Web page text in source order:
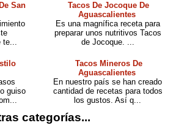
San
te...
Tacos De Jocoque De
Aguascalientes
Es una magnífica receta para
preparar unos nutritivos Tacos
de Jocoque. ...
guiso
Tacos Mineros De
Aguascalientes
En nuestro país se han creado
cantidad de recetas para todos
los gustos. Así q...
categorías...